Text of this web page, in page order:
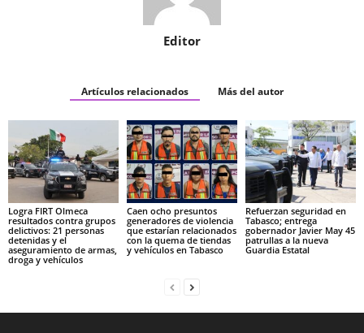
Editor
Artículos relacionados Más del autor
Logra FIRT Olmeca
resultados contra grupos
delictivos: 21 personas
detenidas y el
aseguramiento de armas,
droga y vehículos
Caen ocho presuntos
generadores de violencia
que estarían relacionados
con la quema de tiendas
y vehículos en Tabasco
Refuerzan seguridad en
Tabasco; entrega
gobernador Javier May 45
patrullas a la nueva
Guardia Estatal